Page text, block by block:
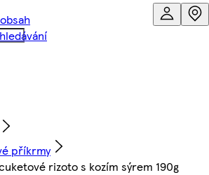
příkrmy
rizoto s kozím sýrem 190g